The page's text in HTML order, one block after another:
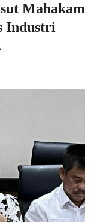
Mahakam
Industri